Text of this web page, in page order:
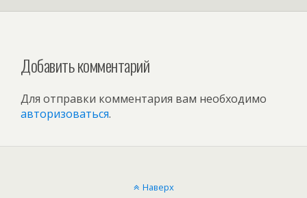
Добавить комментарий
Для отправки комментария вам необходимо
авторизоваться.
Наверх